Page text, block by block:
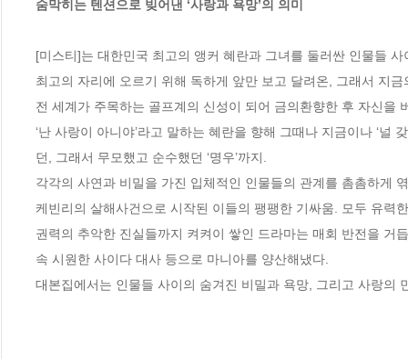
숨막히는 텐션으로 빚어낸 ‘사랑과 욕망’의 의미
[미스티]는 대한민국 최고의 앵커 혜란과 그녀를 둘러싼 인물들
최고의 자리에 오르기 위해 독하게 앞만 보고 달려온, 그래서 지금
전 세계가 주목하는 골프계의 신성이 되어 금의환향한 후 자신을
‘난 사랑이 아니야’라고 말하는 혜란을 향해 그때나 지금이나 ‘널
던, 그래서 무모했고 순수했던 ‘명우’까지.
각각의 사연과 비밀을 가진 입체적인 인물들의 관계를 촘촘하게
케빈리의 살해사건으로 시작된 이들의 팽팽한 기싸움. 모두 유력
권력의 추악한 진실들까지 켜켜이 쌓인 드라마는 매회 반전을 거
속 시원한 사이다 대사 등으로 마니아를 양산해냈다.
대본집에서는 인물들 사이의 숨겨진 비밀과 욕망, 그리고 사랑의